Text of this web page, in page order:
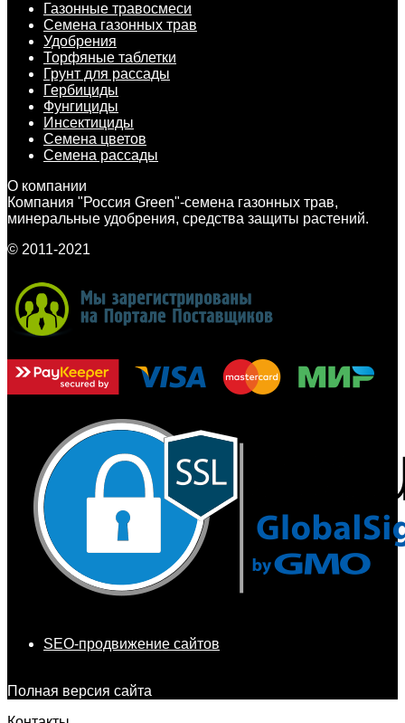
Газонные травосмеси
Семена газонных трав
Удобрения
Торфяные таблетки
Грунт для рассады
Гербициды
Фунгициды
Инсектициды
Семена цветов
Семена рассады
О компании
Компания "Россия Green"-семена газонных трав,
минеральные удобрения, средства защиты растений.
© 2011-2021
SEO-продвижение сайтов
Полная версия сайта